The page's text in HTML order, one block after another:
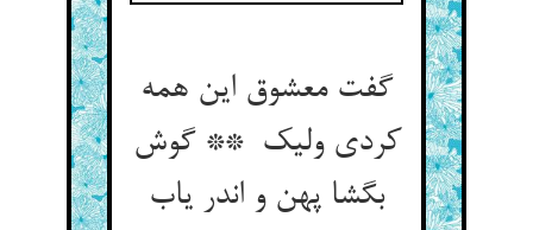
گفت معشوق این همه
کردی ولیک ** گوش
بگشا پهن و اندر یاب